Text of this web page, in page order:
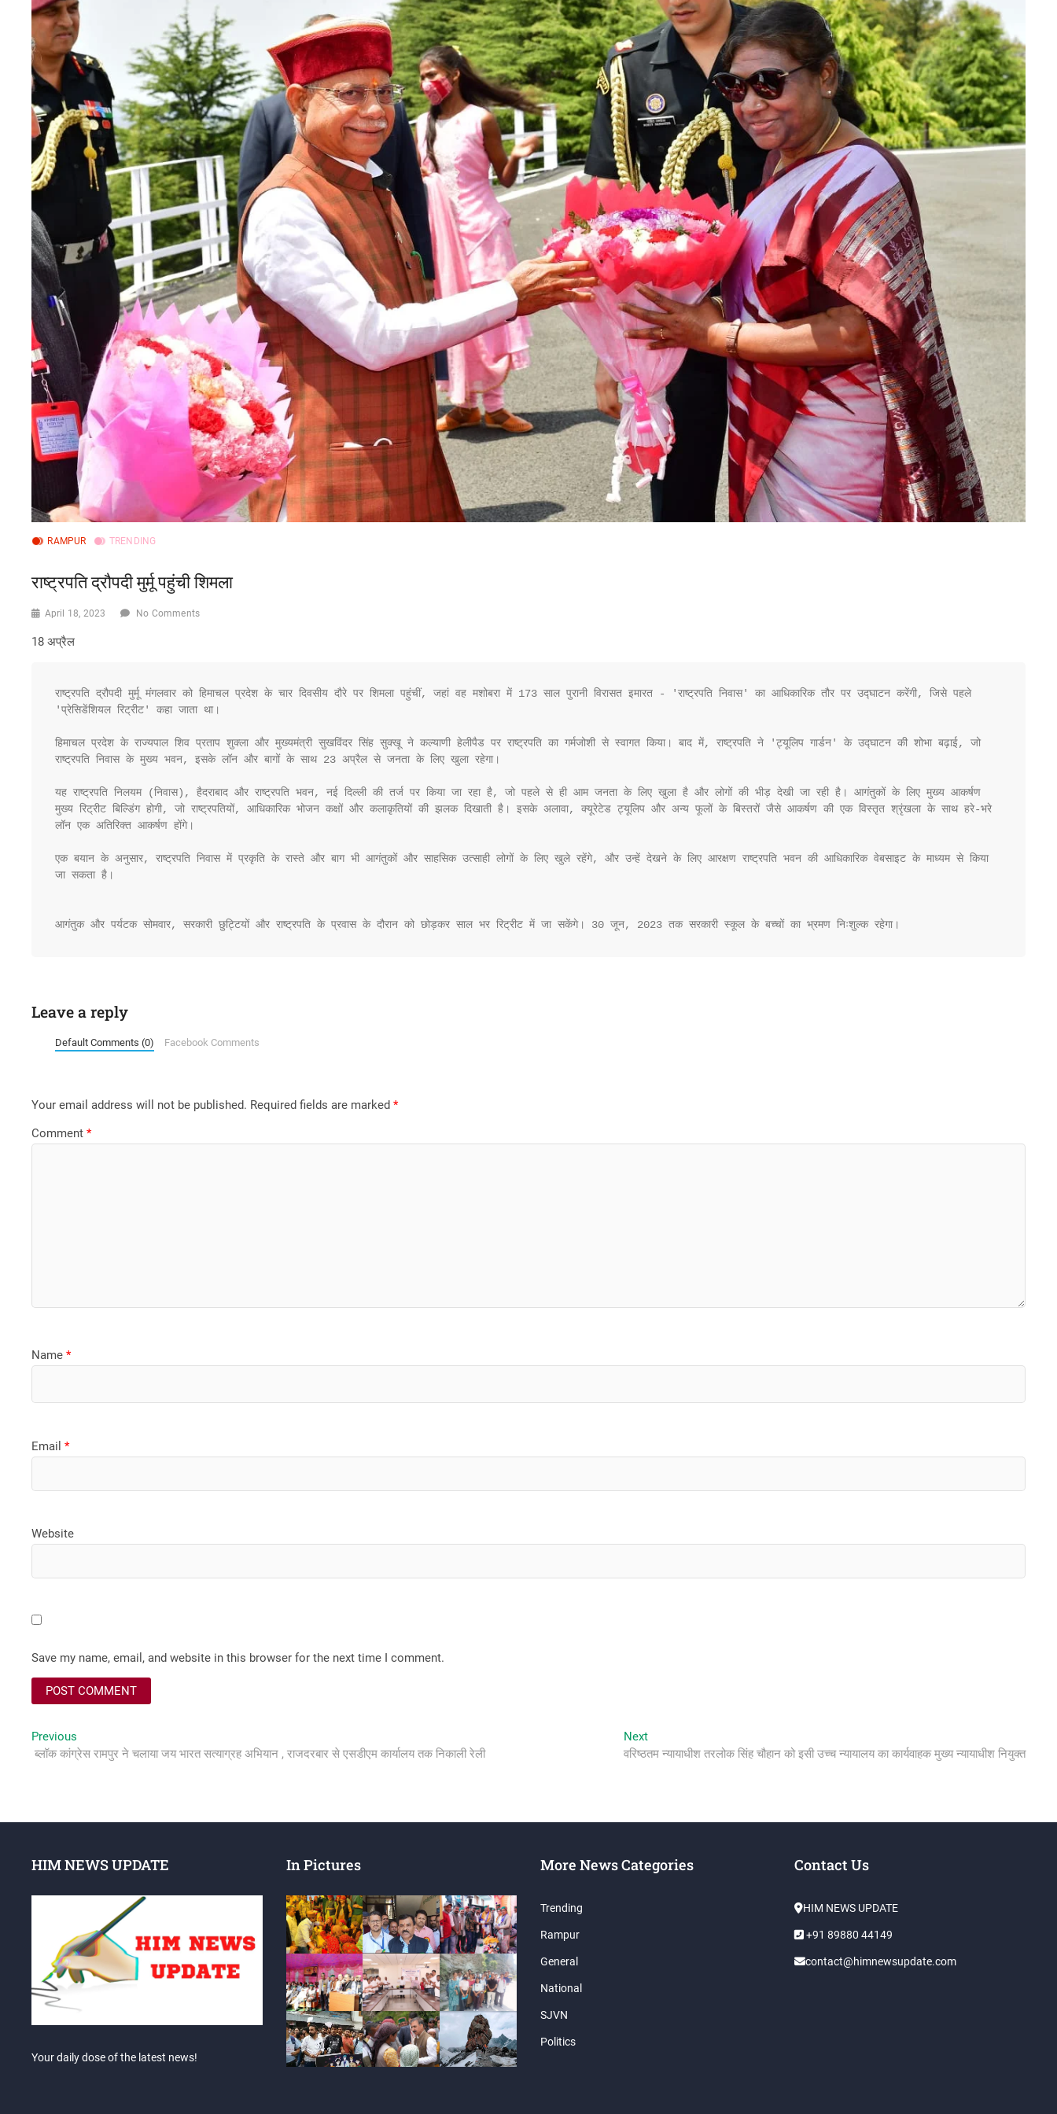
RAMPUR TRENDING
राष्ट्रपति द्रौपदी मुर्मू पहुंची शिमला
April 18, 2023 No Comments
18 अप्रैल
राष्ट्रपति द्रौपदी मुर्मू मंगलवार को हिमाचल प्रदेश के चार दिवसीय दौरे पर शिमला पहुंचीं, जहां वह मशोबरा में 173 साल पुरानी विरासत इमारत - 'राष्ट्रपति निवास' का आधिकारिक तौर पर उद्घाटन करेंगी, जिसे पहले
'प्रेसिडेंशियल रिट्रीट' कहा जाता था।
हिमाचल प्रदेश के राज्यपाल शिव प्रताप शुक्ला और मुख्यमंत्री सुखविंदर सिंह सुक्खू ने कल्याणी हेलीपैड पर राष्ट्रपति का गर्मजोशी से स्वागत किया। बाद में, राष्ट्रपति ने 'ट्यूलिप गार्डन' के उद्घाटन की शोभा बढ़ाई, जो
राष्ट्रपति निवास के मुख्य भवन, इसके लॉन और बागों के साथ 23 अप्रैल से जनता के लिए खुला रहेगा।
यह राष्ट्रपति निलयम (निवास), हैदराबाद और राष्ट्रपति भवन, नई दिल्ली की तर्ज पर किया जा रहा है, जो पहले से ही आम जनता के लिए खुला है और लोगों की भीड़ देखी जा रही है। आगंतुकों के लिए मुख्य आकर्षण
मुख्य रिट्रीट बिल्डिंग होगी, जो राष्ट्रपतियों, आधिकारिक भोजन कक्षों और कलाकृतियों की झलक दिखाती है। इसके अलावा, क्यूरेटेड ट्यूलिप और अन्य फूलों के बिस्तरों जैसे आकर्षण की एक विस्तृत श्रृंखला के साथ हरे-भरे
लॉन एक अतिरिक्त आकर्षण होंगे।
एक बयान के अनुसार, राष्ट्रपति निवास में प्रकृति के रास्ते और बाग भी आगंतुकों और साहसिक उत्साही लोगों के लिए खुले रहेंगे, और उन्हें देखने के लिए आरक्षण राष्ट्रपति भवन की आधिकारिक वेबसाइट के माध्यम से किया
जा सकता है।
आगंतुक और पर्यटक सोमवार, सरकारी छुट्टियों और राष्ट्रपति के प्रवास के दौरान को छोड़कर साल भर रिट्रीट में जा सकेंगे। 30 जून, 2023 तक सरकारी स्कूल के बच्चों का भ्रमण निःशुल्क रहेगा।
Leave a reply
Default Comments (0) Facebook Comments
Your email address will not be published. Required fields are marked*
Comment*
Name*
Email*
Website
Save my name, email, and website in this browser for the next time I comment.
Post
navigation
Previous
post:
ब्लॉक कांग्रेस रामपुर ने चलाया जय भारत सत्याग्रह अभियान , राजदरबार से एसडीएम कार्यालय तक निकाली रेली
NextNext
post:
वरिष्ठतम न्यायाधीश तरलोक सिंह चौहान को इसी उच्च न्यायालय का कार्यवाहक मुख्य न्यायाधीश नियुक्त
HIM NEWS UPDATE
Your daily dose of the latest news!
In Pictures More News Categories
Trending
Rampur
General
National
SJVN
Politics
Contact Us
HIM NEWS UPDATE
+91 89880 44149
contact@himnewsupdate.com